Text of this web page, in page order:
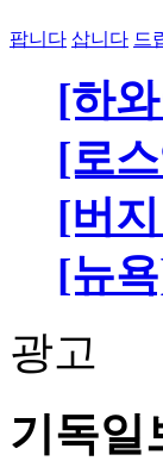
팝니다 삽니다 드
[하
[로
[버
[뉴
광고
기독일